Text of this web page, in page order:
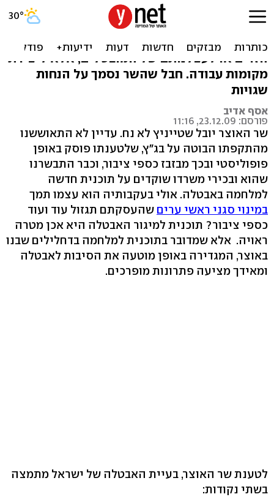
שטייניץ ומלחמתו בדחלילים
הדרך להילחם באבטלה אינה קשורה לעובדים
הזרים או לעצלנותם של המובטלים, אלא ליצירת
מקומות עבודה. חבל שהשר נסמך על הנחות
שגויות
אסף אדיב
פורסם: 23.12.09, 11:16
שר האוצר יובל שטייניץ לא נח. עדיין לא התאוששנו
מהתקפתו הבוטה על בג"ץ, שלטענתו פוסק באופן
פופוליסטי ובכך מבזבז כספי ציבור, וכבר התבשרנו
שהוא ובכירי משרדו שוקדים על תוכנית חדשה
למלחמה באבטלה. אולי בעקבותיה הוא עצמו תמך
במינוי סגני ראשי ערים שהעסקתם תגזול עוד ועוד
כספי ציבור? תוכנית למיגור האבטלה היא אכן מטרה
ראויה. אלא שמדובר בתוכנית למלחמה בדחלילים שבנו
באוצר, המגדירה באופן מוטעה את הסיבות לאבטלה
ומאידך מציעה פתרונות מופרכים.
לטענת שר האוצר, בעיית האבטלה של ישראל מתמצה
בשתי נקודות: